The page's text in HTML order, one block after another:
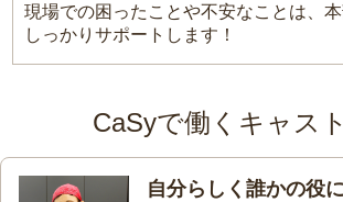
現場での困ったことや不安なことは、
しっかりサポートします！
CaSyで働くキャス
自分らしく誰かの役